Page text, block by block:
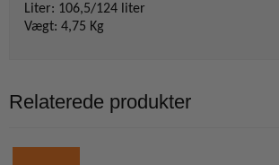
Liter: 106,5/124 liter
Vægt: 4,75 Kg
Relaterede produkter